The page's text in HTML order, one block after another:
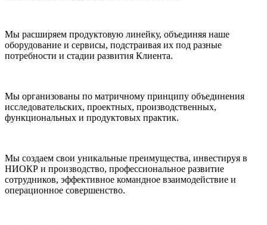
Мы расширяем продуктовую линейку, объединяя наше
оборудование и сервисы, подстраивая их под разные
потребности и стадии развития Клиента.
Мы организованы по матричному принципу объединения
исследовательских, проектных, производственных,
функциональных и продуктовых практик.
Мы создаем свои уникальные преимущества, инвестируя в
НИОКР и производство, профессиональное развитие
сотрудников, эффективное командное взаимодействие и
операционное совершенство.